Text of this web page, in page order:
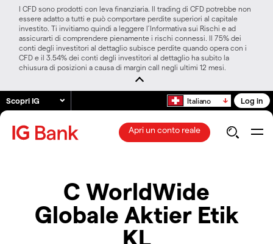
I CFD sono prodotti con leva finanziaria. Il trading di CFD potrebbe non
essere adatto a tutti e può comportare perdite superiori al capitale
investito. Ti invitiamo quindi a leggere l’Informativa sui Rischi e ad
assicurarti di comprendere pienamente i rischi connessi. Il 75% dei
conti degli investitori al dettaglio subisce perdite quando opera con i
CFD e il 3.54% dei conti degli investitori al dettaglio ha subito la
chiusura di posizioni a causa di margin call negli ultimi 12 mesi.
Scopri IG Italiano Log in
Apri un conto reale
C WorldWide
Globale Aktier Etik
KL